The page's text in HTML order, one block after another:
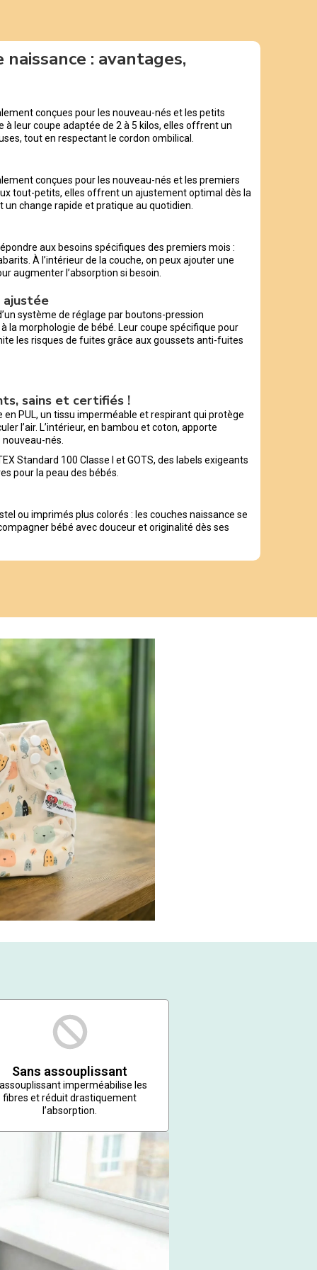
: avantages,
conçues pour les nouveau-nés et les petits
à leur coupe adaptée de 2 à 5 kilos, elles offrent un
tout en respectant le cordon ombilical.
conçues pour les nouveau-nés et les premiers
tout-petits, elles offrent un ajustement optimal dès la
change rapide et pratique au quotidien.
aux besoins spécifiques des premiers mois :
À l’intérieur de la couche, on peux ajouter une
augmenter l’absorption si besoin.
ajustée
système de réglage par boutons-pression
la morphologie de bébé. Leur coupe spécifique pour
les risques de fuites grâce aux goussets anti-fuites
sains et certifiés !
PUL, un tissu imperméable et respirant qui protège
l’air. L’intérieur, en bambou et coton, apporte
nés.
Standard 100 Classe I et GOTS, des labels exigeants
pour la peau des bébés.
ou imprimés plus colorés : les couches naissance se
bébé avec douceur et originalité dès ses
Sans assouplissant
imperméabilise les
fibres et réduit drastiquement
l’absorption.